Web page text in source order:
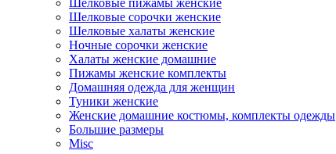
Шелковые пижамы женские
Шелковые сорочки женские
Шелковые халаты женские
Ночные сорочки женские
Халаты женские домашние
Пижамы женские комплекты
Домашняя одежда для женщин
Туники женские
Женские домашние костюмы, комплекты одежды
Большие размеры
Misc